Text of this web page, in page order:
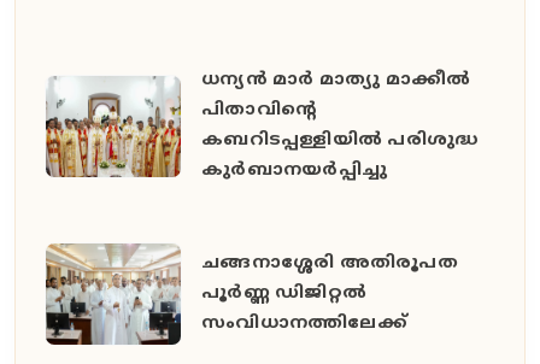
ധന്യൻ മാർ മാത്യു മാക്കീൽ
പിതാവിൻ്റെ
കബറിടപ്പള്ളിയിൽ പരിശുദ്ധ
കുർബാനയർപ്പിച്ചു
ചങ്ങനാശ്ശേരി അതിരൂപത
പൂർണ്ണ ഡിജിറ്റൽ
സംവിധാനത്തിലേക്ക്